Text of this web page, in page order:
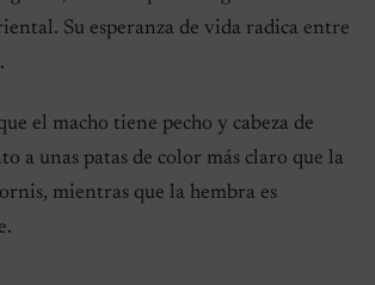
Su esperanza de vida radica entre
el macho tiene pecho y cabeza de
a unas patas de color más claro que la
mientras que la hembra es